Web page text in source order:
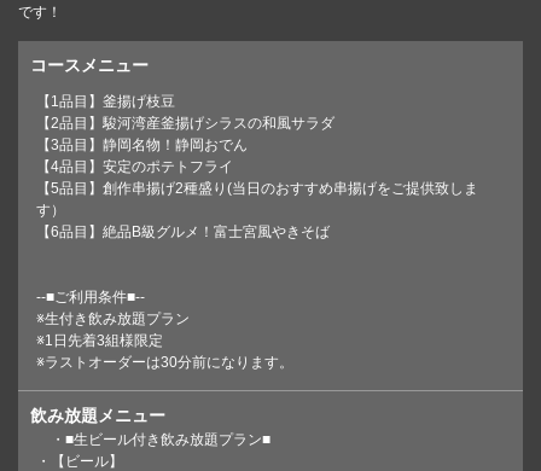
です！
コースメニュー
【1品目】釜揚げ枝豆
【2品目】駿河湾産釜揚げシラスの和風サラダ
【3品目】静岡名物！静岡おでん
【4品目】安定のポテトフライ
【5品目】創作串揚げ2種盛り(当日のおすすめ串揚げをご提供致しま
す）
【6品目】絶品B級グルメ！富士宮風やきそば
--■ご利用条件■--
※生付き飲み放題プラン
※1日先着3組様限定
※ラストオーダーは30分前になります。
飲み放題メニュー
・■生ビール付き飲み放題プラン■
・【ビール】
『静岡グルメコース』静岡おでんや富士宮風焼きそば◎6品
生付2h飲み放題4,500円⇒3,500円 | 【個室完備】酒場
静岡県静岡市葵区七間町８－１０ 天龍ビル２階
https://kushiemon-shizuoka.owst.jp/courses/211076198